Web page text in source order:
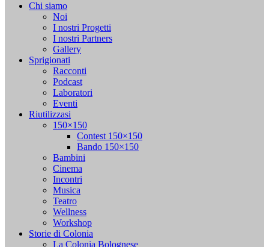
Chi siamo
Noi
I nostri Progetti
I nostri Partners
Gallery
Sprigionati
Racconti
Podcast
Laboratori
Eventi
Riutilizzasi
150×150
Contest 150×150
Bando 150×150
Bambini
Cinema
Incontri
Musica
Teatro
Wellness
Workshop
Storie di Colonia
La Colonia Bolognese